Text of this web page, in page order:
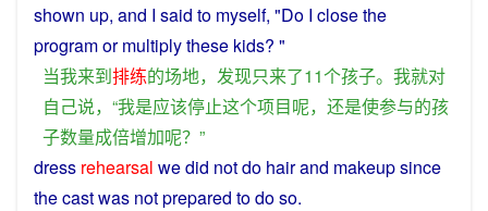
shown up, and I said to myself, "Do I closethe
programormultiplythese kids? "
当我来到排练的场地， 发现只来了11个孩子。 我就对
自己说，“我是应该停止这个项目呢， 还是使参与的孩
子数量成倍增加呢？”
dress rehearsal wedid notdo hairand makeupsince
thecastwas notprepared todoso.